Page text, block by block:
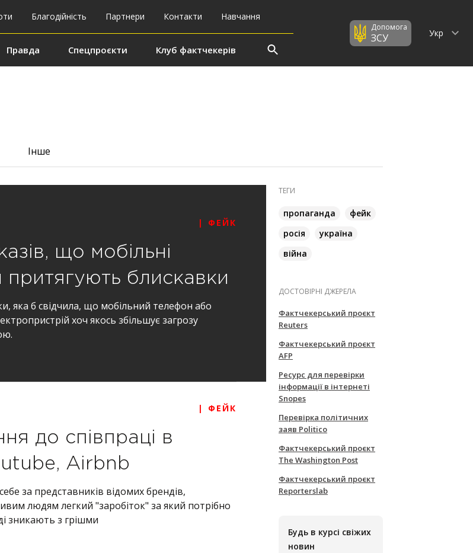
Благодійність Партнери Контакти Навчання
Правда Спецпроєкти Клуб фактчекерів
Допомога
ЗСУ Укр
Інше
| ФЕЙК
що мобільні
блискавки
яка б свідчила, що мобільний телефон або
хоч якось збільшує загрозу
| ФЕЙК
до співпраці в
Airbnb
за представників відомих брендів,
людям легкий "заробіток" за який потрібно
зникають з грішми
ТЕГИ
пропаганда
фейк
росія
україна
війна
ДОСТОВІРНІ ДЖЕРЕЛА
Фактчекерський проєкт
Reuters
Фактчекерський проєкт
AFP
Ресурс для перевірки
інформації в інтернеті
Snopes
Перевірка політичних
заяв Politico
Фактчекерський проєкт
The Washington Post
Фактчекерський проєкт
Reporterslab
Будь в курсі свіжих
новин